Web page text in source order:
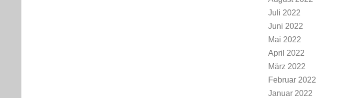
Juli 2022
Juni 2022
Mai 2022
April 2022
März 2022
Februar 2022
Januar 2022